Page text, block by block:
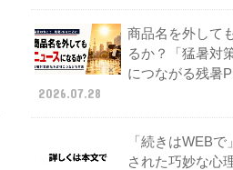
商品名を外して
るか？「猛暑対
につながる残暑
2026.07.28
「続きはWEB
された巧妙な心